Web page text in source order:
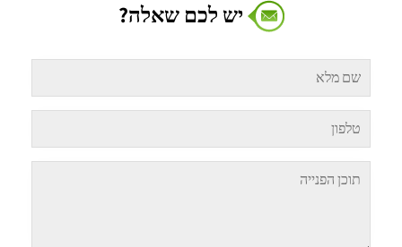
יש לכם שאלה?